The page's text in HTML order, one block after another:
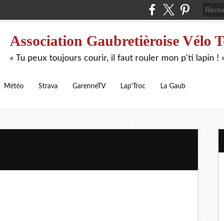
Association Gaubretièroise Vélo
« Tu peux toujours courir, il faut rouler mon p'ti lapin !
Météo Strava GarenneTV Lap'Troc La Gaub